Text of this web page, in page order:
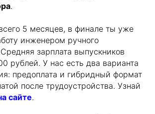
.
5 месяцев, в финале ты уже
инженером ручного
зарплата выпускников
рублей. У нас есть два варианта
предоплата и гибридный формат
после трудоустройства. Узнай
сайте.